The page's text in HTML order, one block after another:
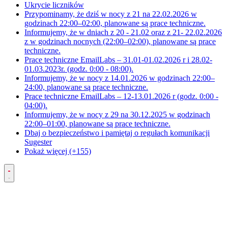
Ukrycie liczników
Przypominamy, że dziś w nocy z 21 na 22.02.2026 w
godzinach 22:00–02:00, planowane są prace techniczne.
Informujemy, że w dniach z 20 - 21.02 oraz z 21- 22.02.2026
z w godzinach nocnych (22:00–02:00), planowane są prace
techniczne.
Prace techniczne EmailLabs – 31.01-01.02.2026 r i 28.02-
01.03.2023r. (godz. 0:00 - 08:00).
Informujemy, że w nocy z 14.01.2026 w godzinach 22:00–
24:00, planowane są prace techniczne.
Prace techniczne EmailLabs – 12-13.01.2026 r (godz. 0:00 -
04:00).
Informujemy, że w nocy z 29 na 30.12.2025 w godzinach
22:00–01:00, planowane są prace techniczne.
Dbaj o bezpieczeństwo i pamiętaj o regułach komunikacji
Sugester
Pokaż więcej (+155)